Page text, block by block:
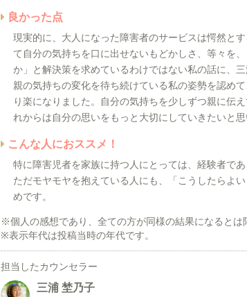
良かった点
現実的に、大人になった障害者のサービスは愕然と
て自分の気持ちを口に出せないもどかしさ、等々を
か」と解決策を求めているわけではない私の話に、
親の気持ちの変化を待ち続けている私の姿勢を認め
り楽になりました。自分の気持ちを少しずつ親に伝
れからは自分の思いをもっと大切にしていきたいと
こんな人におススメ！
特に障害児者を家族に持つ人にとっては、経験者で
ただモヤモヤを抱えている人にも、「こうしたらよ
めです。
※個人の感想であり、全ての方が同様の結果になるとは
※表示年代は投稿当時の年代です。
担当したカウンセラー
三浦 埜乃子